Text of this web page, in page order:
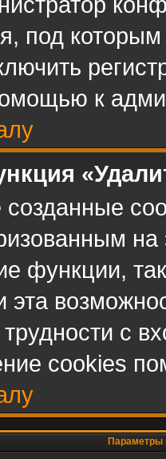
под
к
функции,
эта
с
cookies
Параметры